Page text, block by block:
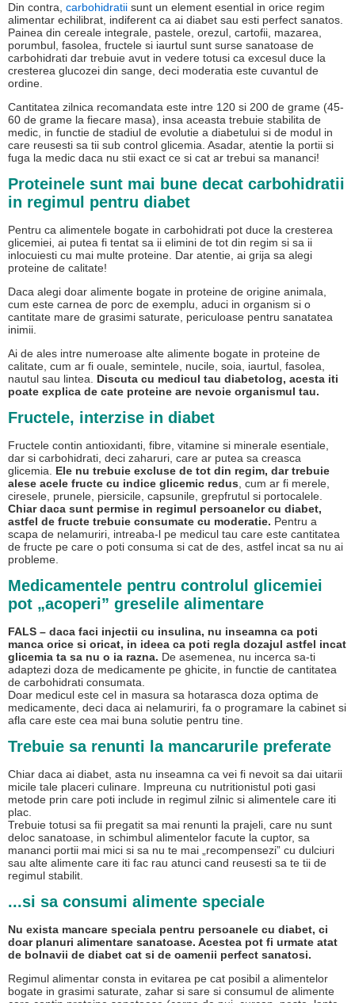
Din contra, carbohidratii sunt un element esential in orice regim
alimentar echilibrat, indiferent ca ai diabet sau esti perfect sanatos.
Painea din cereale integrale, pastele, orezul, cartofii, mazarea,
porumbul, fasolea, fructele si iaurtul sunt surse sanatoase de
carbohidrati dar trebuie avut in vedere totusi ca excesul duce la
cresterea glucozei din sange, deci moderatia este cuvantul de
ordine.
Cantitatea zilnica recomandata este intre 120 si 200 de grame (45-
60 de grame la fiecare masa), insa aceasta trebuie stabilita de
medic, in functie de stadiul de evolutie a diabetului si de modul in
care reusesti sa tii sub control glicemia. Asadar, atentie la portii si
fuga la medic daca nu stii exact ce si cat ar trebui sa mananci!
Proteinele sunt mai bune decat carbohidratii
in regimul pentru diabet
Pentru ca alimentele bogate in carbohidrati pot duce la cresterea
glicemiei, ai putea fi tentat sa ii elimini de tot din regim si sa ii
inlocuiesti cu mai multe proteine. Dar atentie, ai grija sa alegi
proteine de calitate!
Daca alegi doar alimente bogate in proteine de origine animala,
cum este carnea de porc de exemplu, aduci in organism si o
cantitate mare de grasimi saturate, periculoase pentru sanatatea
inimii.
Ai de ales intre numeroase alte alimente bogate in proteine de
calitate, cum ar fi ouale, semintele, nucile, soia, iaurtul, fasolea,
nautul sau lintea. Discuta cu medicul tau diabetolog, acesta iti
poate explica de cate proteine are nevoie organismul tau.
Fructele, interzise in diabet
Fructele contin antioxidanti, fibre, vitamine si minerale esentiale,
dar si carbohidrati, deci zaharuri, care ar putea sa creasca
glicemia. Ele nu trebuie excluse de tot din regim, dar trebuie
alese acele fructe cu indice glicemic redus , cum ar fi merele,
ciresele, prunele, piersicile, capsunile, grepfrutul si portocalele.
Chiar daca sunt permise in regimul persoanelor cu diabet,
astfel de fructe trebuie consumate cu moderatie. Pentru a
scapa de nelamuriri, intreaba-l pe medicul tau care este cantitatea
de fructe pe care o poti consuma si cat de des, astfel incat sa nu ai
probleme.
Medicamentele pentru controlul glicemiei
pot „acoperi” greselile alimentare
FALS – daca faci injectii cu insulina, nu inseamna ca poti
manca orice si oricat, in ideea ca poti regla dozajul astfel incat
glicemia ta sa nu o ia razna. De asemenea, nu incerca sa-ti
adaptezi doza de medicamente pe ghicite, in functie de cantitatea
de carbohidrati consumata.
Doar medicul este cel in masura sa hotarasca doza optima de
medicamente, deci daca ai nelamuriri, fa o programare la cabinet si
afla care este cea mai buna solutie pentru tine.
Trebuie sa renunti la mancarurile preferate
Chiar daca ai diabet, asta nu inseamna ca vei fi nevoit sa dai uitarii
micile tale placeri culinare. Impreuna cu nutritionistul poti gasi
metode prin care poti include in regimul zilnic si alimentele care iti
plac.
Trebuie totusi sa fii pregatit sa mai renunti la prajeli, care nu sunt
deloc sanatoase, in schimbul alimentelor facute la cuptor, sa
mananci portii mai mici si sa nu te mai „recompensezi” cu dulciuri
sau alte alimente care iti fac rau atunci cand reusesti sa te tii de
regimul stabilit.
...si sa consumi alimente speciale
Nu exista mancare speciala pentru persoanele cu diabet, ci
doar planuri alimentare sanatoase. Acestea pot fi urmate atat
de bolnavii de diabet cat si de oamenii perfect sanatosi.
Regimul alimentar consta in evitarea pe cat posibil a alimentelor
bogate in grasimi saturate, zahar si sare si consumul de alimente